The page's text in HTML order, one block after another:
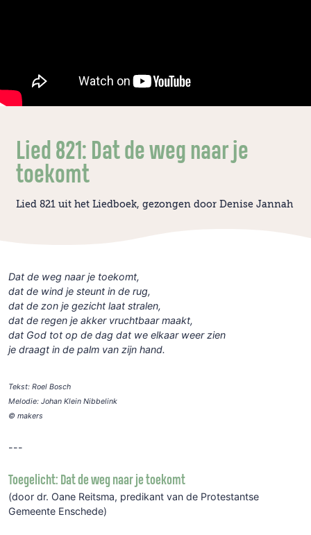
Lied 821: Dat de weg naar je
toekomt
Lied 821 uit het Liedboek, gezongen door Denise Jannah
Dat de weg naar je toekomt,
dat de wind je steunt in de rug,
dat de zon je gezicht laat stralen,
dat de regen je akker vruchtbaar maakt,
dat God tot op de dag dat we elkaar weer zien
je draagt in de palm van zijn hand.
Tekst: Roel Bosch
Melodie: Johan Klein Nibbelink
© makers
---
Toegelicht: Dat de weg naar je toekomt
(door dr. Oane Reitsma, predikant van de Protestantse
Gemeente Enschede)